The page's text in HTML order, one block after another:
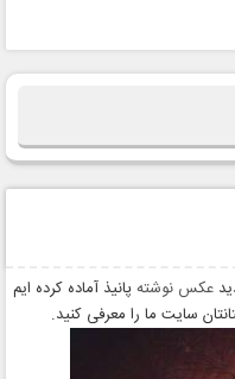
عکس نوشته پانیذ آماده کرده ایم
سایت ما را معرفی کنید.